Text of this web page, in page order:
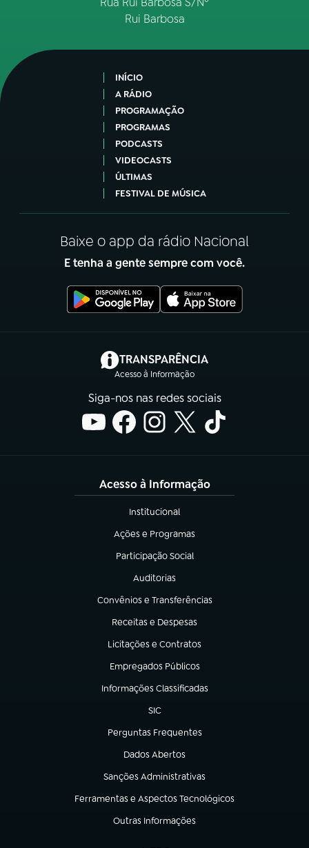
Rui Barbosa
INÍCIO
A RÁDIO
PROGRAMAÇÃO
PROGRAMAS
PODCASTS
VIDEOCASTS
ÚLTIMAS
FESTIVAL DE MÚSICA
Baixe o app da rádio Nacional
E tenha a gente sempre com você.
TRANSPARÊNCIA
Acesso à Informação
(abre em nova aba)
Siga-nos nas redes sociais
Acesso à Informação
Institucional
(abre em nova aba)
Ações e Programas
(abre em nova aba)
Participação Social
(abre em nova aba)
Auditorias
(abre em nova aba)
Convênios e Transferências
(abre em nova aba)
Receitas e Despesas
(abre em nova aba)
Licitações e Contratos
(abre em nova aba)
Empregados Públicos
(abre em nova aba)
Informações Classificadas
(abre em nova aba)
SIC
(abre em nova aba)
Perguntas Frequentes
(abre em nova aba)
Dados Abertos
(abre em nova aba)
Sanções Administrativas
(abre em nova aba)
Ferramentas e Aspectos Tecnológicos
(abre em nova aba)
Outras Informações
(abre em nova aba)